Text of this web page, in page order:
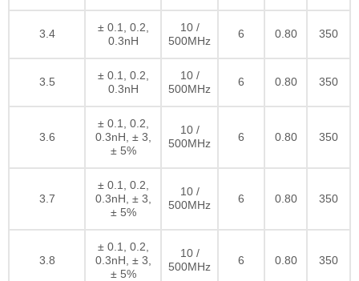
3.4
± 0.1, 0.2,
0.3nH
10 /
500MHz
6 0.80 350
3.5
± 0.1, 0.2,
0.3nH
10 /
500MHz
6 0.80 350
3.6
± 0.1, 0.2,
0.3nH, ± 3,
± 5%
10 /
500MHz
6 0.80 350
3.7
± 0.1, 0.2,
0.3nH, ± 3,
± 5%
10 /
500MHz
6 0.80 350
3.8
± 0.1, 0.2,
0.3nH, ± 3,
± 5%
10 /
500MHz
6 0.80 350